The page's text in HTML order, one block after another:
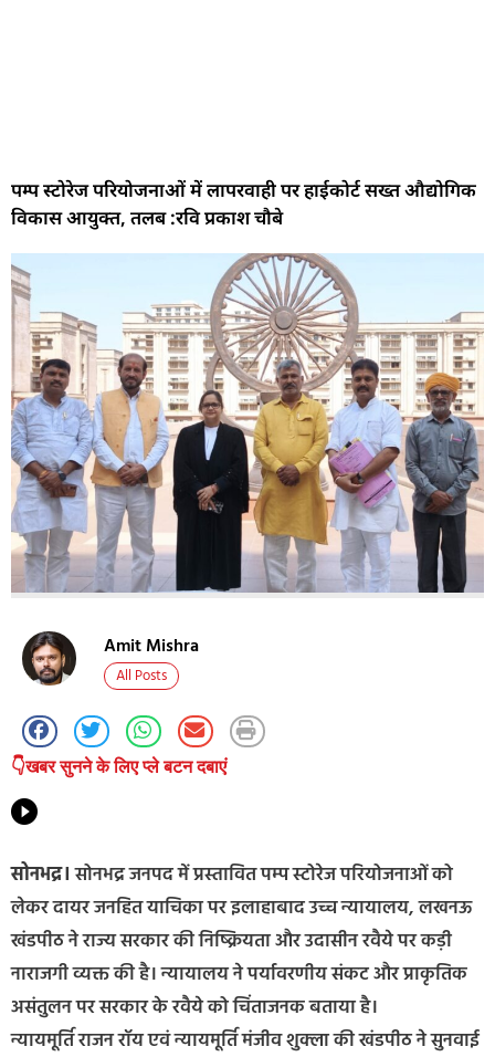
पम्प स्टोरेज परियोजनाओं में लापरवाही पर हाईकोर्ट सख्त औद्योगिक
विकास आयुक्त, तलब :रवि प्रकाश चौबे
Amit Mishra
All Posts
👇खबर सुनने के लिए प्ले बटन दबाएं
सोनभद्र।सोनभद्र जनपद में प्रस्तावित पम्प स्टोरेज परियोजनाओं को
लेकर दायर जनहित याचिका पर इलाहाबाद उच्च न्यायालय, लखनऊ
खंडपीठ ने राज्य सरकार की निष्क्रियता और उदासीन रवैये पर कड़ी
नाराजगी व्यक्त की है। न्यायालय ने पर्यावरणीय संकट और प्राकृतिक
असंतुलन पर सरकार के रवैये को चिंताजनक बताया है।
न्यायमूर्ति राजन रॉय एवं न्यायमूर्ति मंजीव शुक्ला की खंडपीठ ने सुनवाई